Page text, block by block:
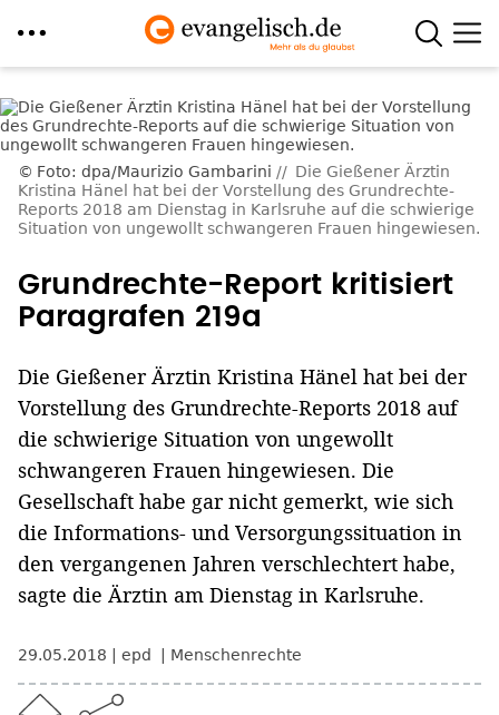
zum
Inhalt
Foto: dpa/Maurizio Gambarini
Die Gießener Ärztin
Kristina Hänel hat bei der Vorstellung des Grundrechte-
Reports 2018 am Dienstag in Karlsruhe auf die schwierige
Situation von ungewollt schwangeren Frauen hingewiesen.
Grundrechte-Report kritisiert
Paragrafen 219a
Die Gießener Ärztin Kristina Hänel hat bei der
Vorstellung des Grundrechte-Reports 2018 auf
die schwierige Situation von ungewollt
schwangeren Frauen hingewiesen. Die
Gesellschaft habe gar nicht gemerkt, wie sich
die Informations- und Versorgungssituation in
den vergangenen Jahren verschlechtert habe,
sagte die Ärztin am Dienstag in Karlsruhe.
29.05.2018 epd Menschenrechte